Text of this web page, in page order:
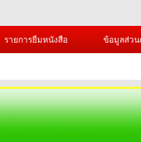
รายการยืมหนังสือ ข้อมูลส่ว